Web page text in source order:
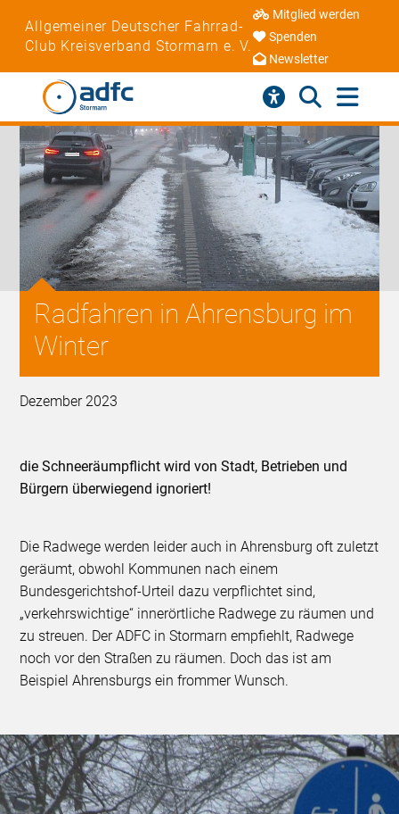
Allgemeiner Deutscher Fahrrad-
Club Kreisverband Stormarn e. V.
Mitglied werden
Spenden
Newsletter
Radfahren in Ahrensburg im
Winter
Dezember 2023
die Schneeräumpflicht wird von Stadt, Betrieben und
Bürgern überwiegend ignoriert!
Die Radwege werden leider auch in Ahrensburg oft zuletzt
geräumt, obwohl Kommunen nach einem
Bundesgerichtshof-Urteil dazu verpflichtet sind,
„verkehrswichtige“ innerörtliche Radwege zu räumen und
zu streuen. Der ADFC in Stormarn empfiehlt, Radwege
noch vor den Straßen zu räumen. Doch das ist am
Beispiel Ahrensburgs ein frommer Wunsch.